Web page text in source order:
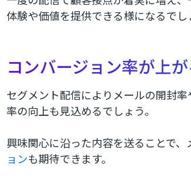
体験や価値を提供できる様になるでし
コンバージョン率が上が
セグメント配信によりメールの開封
率の向上も見込めるでしょう。
興味関心に沿った内容を送ることで
ョンも期待できます。